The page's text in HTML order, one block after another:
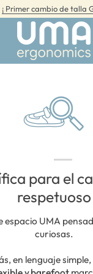
Primer cambio de talla
para el
respetuoso
espacio UMA
curiosas.
en lenguaje simple,